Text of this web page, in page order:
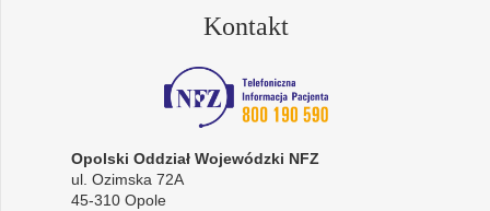
Kontakt
Opolski Oddział Wojewódzki NFZ
ul. Ozimska 72A
45-310 Opole